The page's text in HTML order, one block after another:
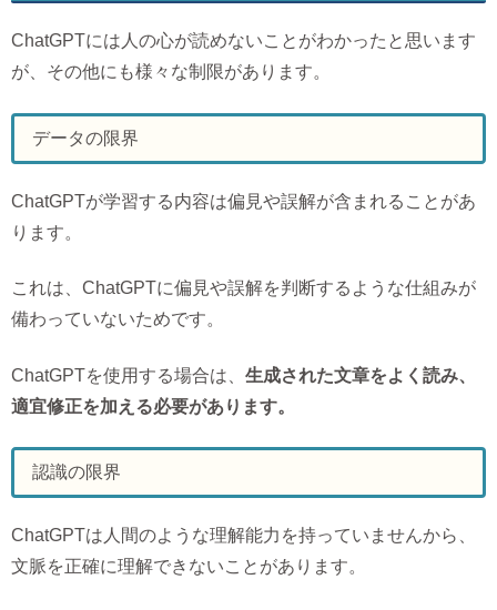
ChatGPTには人の心が読めないことがわかったと思います
が、その他にも様々な制限があります。
データの限界
ChatGPTが学習する内容は偏見や誤解が含まれることがあ
ります。
これは、ChatGPTに偏見や誤解を判断するような仕組みが
備わっていないためです。
ChatGPTを使用する場合は、 生成された文章をよく読み、
適宜修正を加える必要があります。
認識の限界
ChatGPTは人間のような理解能力を持っていませんから、
文脈を正確に理解できないことがあります。